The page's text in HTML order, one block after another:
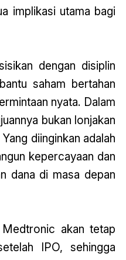
implikasi utama bagi
dengan disiplin
saham bertahan
nyata. Dalam
bukan lonjakan
diinginkan adalah
kepercayaan dan
dana di masa depan
akan tetap
IPO, sehingga